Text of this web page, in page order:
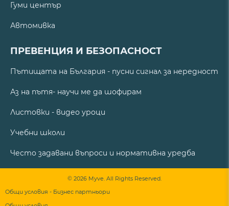
Гуми център
Автомивка
ПРЕВЕНЦИЯ И БЕЗОПАСНОСТ
Пътищата на България - пусни сигнал за нередност
Аз на пътя- научи ме да шофирам
Листовки - видео уроци
Учебни школи
Често задавани въпроси и нормативна уредба
© 2026 Myve. All Rights Reserved.
Общи условия - Бизнес партньори